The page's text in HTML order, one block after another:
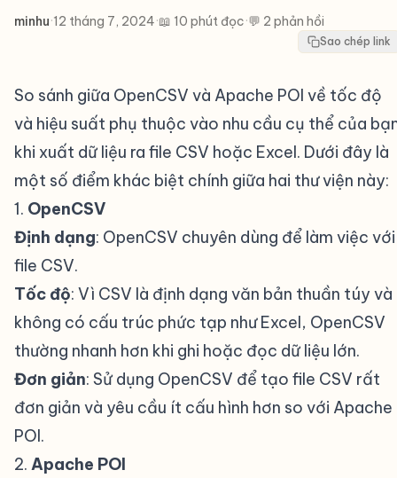
minhu·12 tháng 7, 2024·📖 10 phút đọc·💬 2 phản hồi
Sao chép link
So sánh giữa OpenCSV và Apache POI về tốc độ
và hiệu suất phụ thuộc vào nhu cầu cụ thể của
khi xuất dữ liệu ra file CSV hoặc Excel. Dưới đây là
một số điểm khác biệt chính giữa hai thư viện này:
1. OpenCSV
Định dạng: OpenCSV chuyên dùng để làm việc với
file CSV.
Tốc độ: Vì CSV là định dạng văn bản thuần túy và
không có cấu trúc phức tạp như Excel, OpenCSV
thường nhanh hơn khi ghi hoặc đọc dữ liệu lớn.
Đơn giản: Sử dụng OpenCSV để tạo file CSV rất
đơn giản và yêu cầu ít cấu hình hơn so với Apache
POI.
2. Apache POI